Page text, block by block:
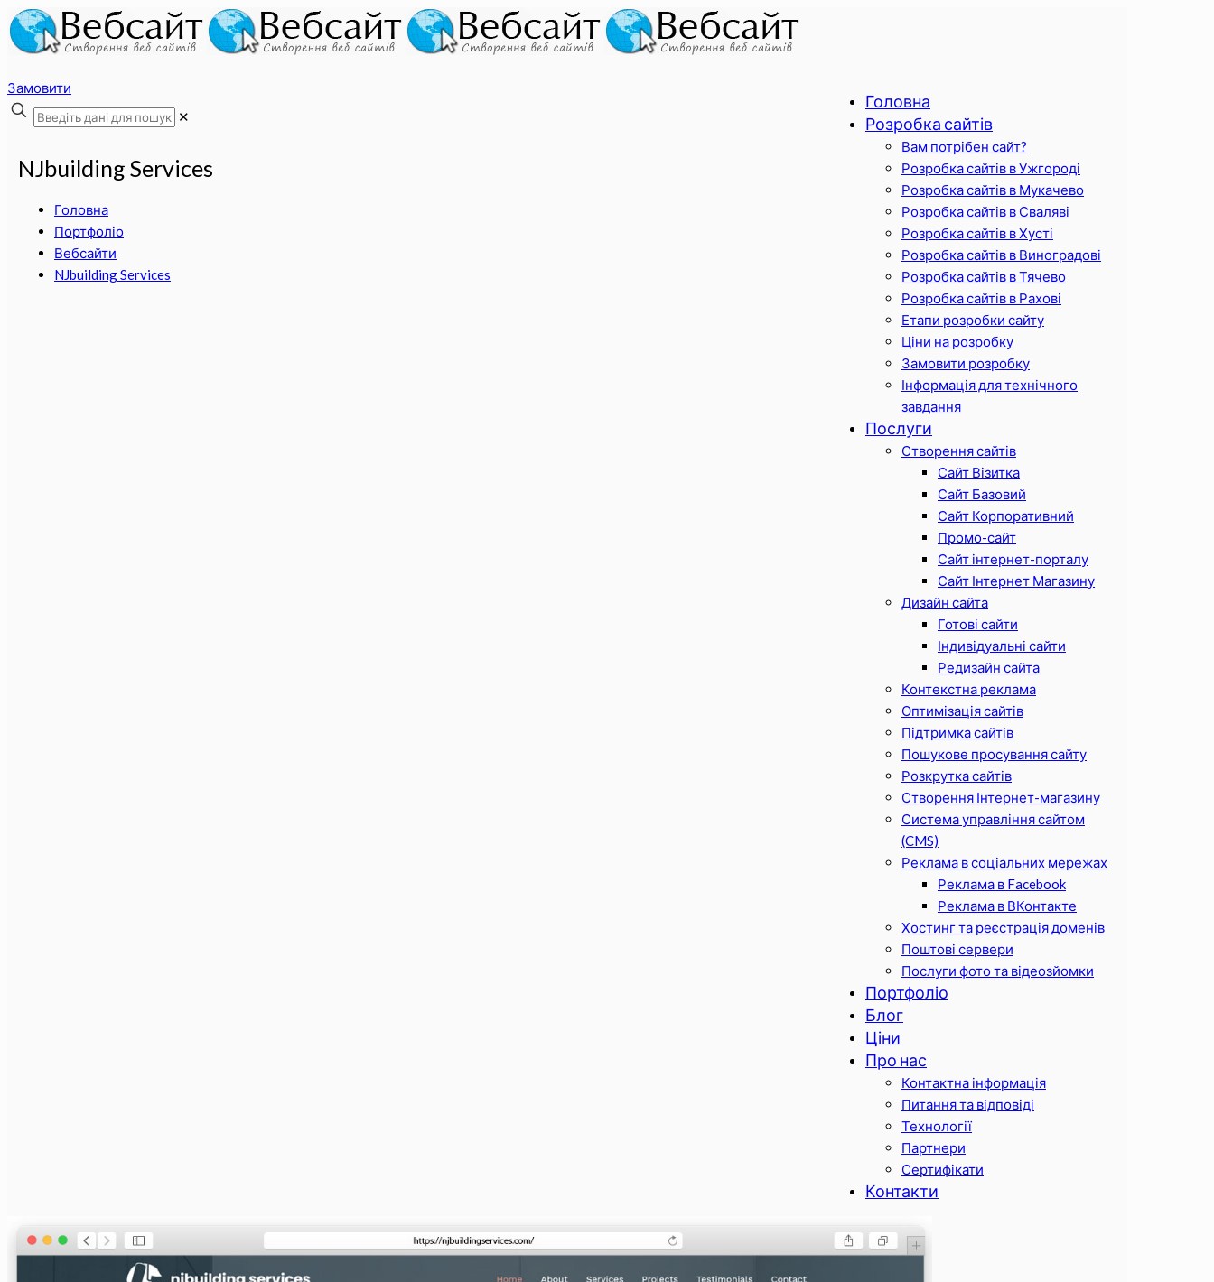
Головна
Розробка сайтів
Вам потрібен сайт?
Розробка сайтів в Ужгороді
Розробка сайтів в Мукачево
Розробка сайтів в Сваляві
Розробка сайтів в Хусті
Розробка сайтів в Виноградові
Розробка сайтів в Тячево
Розробка сайтів в Рахові
Етапи розробки сайту
Ціни на розробку
Замовити розробку
Інформація для технічного
завдання
Послуги
Створення сайтів
Сайт Візитка
Сайт Базовий
Сайт Корпоративний
Промо-сайт
Сайт інтернет-порталу
Сайт Інтернет Магазину
Дизайн сайта
Готові сайти
Індивідуальні сайти
Редизайн сайта
Контекстна реклама
Оптимізація сайтів
Підтримка сайтів
Пошукове просування сайту
Розкрутка сайтів
Створення Інтернет-магазину
Система управління сайтом
(CMS)
Реклама в соціальних мережах
Реклама в Facebook
Реклама в ВКонтакте
Хостинг та реєстрація доменів
Поштові сервери
Послуги фото та відеозйомки
Портфоліо
Блог
Ціни
Про нас
Контактна інформація
Питання та відповіді
Технології
Партнери
Сертифікати
Контакти
Замовити
✕
NJbuilding Services
Головна
Портфоліо
Вебсайти
NJbuilding Services